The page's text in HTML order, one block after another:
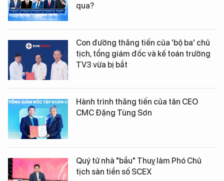
qua?
Con đường thăng tiến của 'bộ ba' chủ
tịch, tổng giám đốc và kế toán trưởng
TV3 vừa bị bắt
Hành trình thăng tiến của tân CEO
CMC Đặng Tùng Sơn
Quý tử nhà "bầu" Thuỵ làm Phó Chủ
tịch sàn tiền số SCEX